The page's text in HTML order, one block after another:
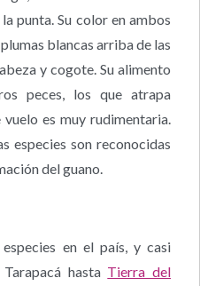
punta. Su color en ambos
blancas arriba de las
y cogote. Su alimento
peces, los que atrapa
vuelo es muy rudimentaria.
especies son reconocidas
del guano.
en el país, y casi
hasta Tierra del